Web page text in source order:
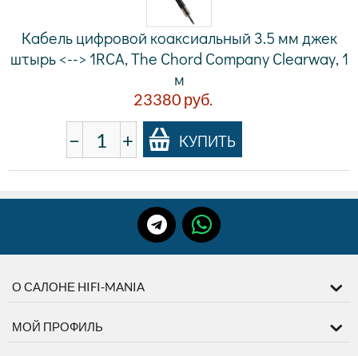
Кабель цифровой коаксиальный 3.5 мм джек
штырь <--> 1RCA, The Chord Company Clearway, 1
м
23380 руб.
− + КУПИТЬ
О САЛОНЕ HIFI-MANIA
МОЙ ПРОФИЛЬ